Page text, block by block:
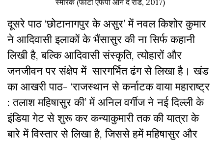
स्मारक (फोटो एफपी ऑन द रोड, 2017)
दूसरे पाठ ‘छोटानागपुर के असुर’ में नवल किशोर कुमार
ने आदिवासी इलाकों के भैंसासुर की ना सिर्फ कहानी
लिखी है, बल्कि आदिवासी संस्कृति, त्योहारों और
जनजीवन पर संक्षेप में सारगर्भित ढंग से लिखा है। खंड
का आखरी पाठ- ‘राजस्थान से कर्नाटक वाया महाराष्ट्र
: तलाश महिषासुर की’ में अनिल वर्गीज ने नई दिल्ली के
इंडिया गेट से शुरू कर कन्याकुमारी तक की यात्रा के
बारे में विस्तार से लिखा है, जिससे हमें महिषासुर और